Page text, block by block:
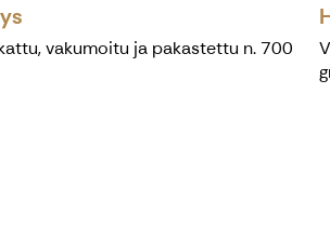
vakumoitu ja pakastettu n. 700